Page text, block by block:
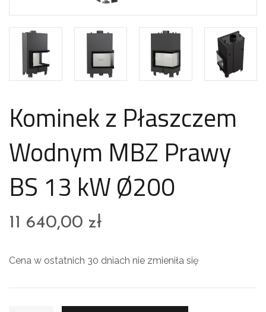
Kominek z Płaszczem
Wodnym MBZ Prawy
BS 13 kW Ø200
11 640,00 zł
Cena w ostatnich 30 dniach nie zmieniła się